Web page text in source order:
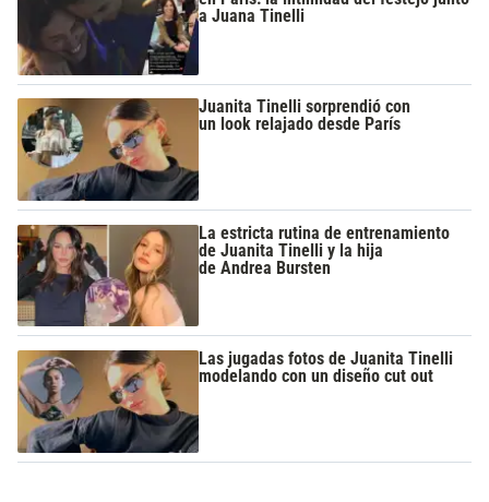
a Juana Tinelli
Juanita Tinelli sorprendió con
un look relajado desde París
La estricta rutina de entrenamiento
de Juanita Tinelli y la hija
de Andrea Bursten
Las jugadas fotos de Juanita Tinelli
modelando con un diseño cut out